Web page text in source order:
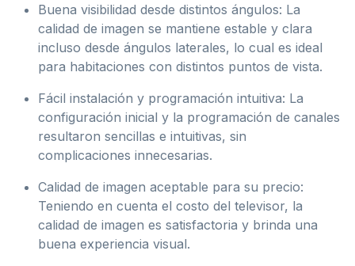
Buena visibilidad desde distintos ángulos: La
calidad de imagen se mantiene estable y clara
incluso desde ángulos laterales, lo cual es ideal
para habitaciones con distintos puntos de vista.
Fácil instalación y programación intuitiva: La
configuración inicial y la programación de canales
resultaron sencillas e intuitivas, sin
complicaciones innecesarias.
Calidad de imagen aceptable para su precio:
Teniendo en cuenta el costo del televisor, la
calidad de imagen es satisfactoria y brinda una
buena experiencia visual.